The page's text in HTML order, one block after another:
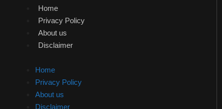
Home
Privacy Policy
About us
Disclaimer
Home
Privacy Policy
About us
Disclaimer